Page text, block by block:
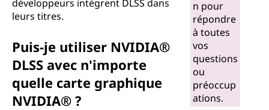
développeurs intègrent DLSS dans
leurs titres.
Puis-je utiliser NVIDIA®
DLSS avec n'importe
quelle carte graphique
NVIDIA® ?
n pour
répondre
à toutes
vos
questions
ou
préoccup
ations.